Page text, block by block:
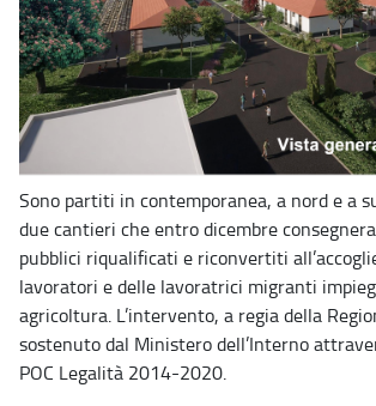
Sono partiti in contemporanea, a nord e a
due cantieri che entro dicembre
pubblici riqualificati e riconvertiti
lavoratori e delle lavoratrici migranti
agricoltura. L’intervento, a regia della
sostenuto dal Ministero dell’Interno
POC Legalità 2014-2020.